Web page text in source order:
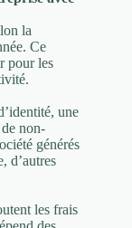
la
Ce
pour les
une
non-
générés
d’autres
les frais